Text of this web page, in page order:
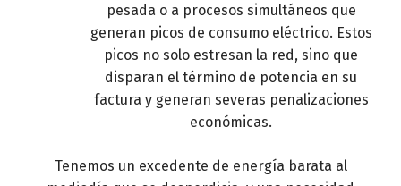
pesada o a procesos simultáneos que
generan picos de consumo eléctrico. Estos
picos no solo estresan la red, sino que
disparan el término de potencia en su
factura y generan severas penalizaciones
económicas.
Tenemos un excedente de energía barata al